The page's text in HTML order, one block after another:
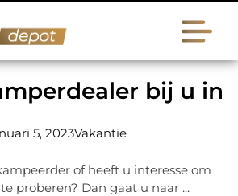
bij u in
5, 2023Vakantie
of heeft u interesse om
proberen? Dan gaat u naar ...